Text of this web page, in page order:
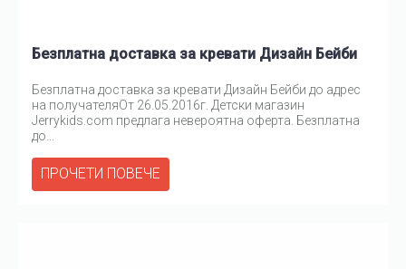
Безплатна доставка за кревати Дизайн Бейби
Безплатна доставка за кревати Дизайн Бейби до адрес
на получателяОт 26.05.2016г. Детски магазин
Jerrykids.com предлага невероятна оферта. Безплатна
до...
ПРОЧЕТИ ПОВЕЧЕ